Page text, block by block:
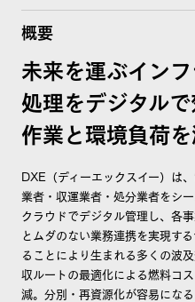
概要
未来を運ぶイン
処理をデジタル
作業と環境負荷を
DXE（ディーエックスイー）は
業者・収運業者・処分業者をシ
クラウドでデジタル管理し、各
とムダのない業務連携を実現す
ることにより生まれる多くの波
収ルートの最適化による燃料コ
減。分別・再資源化が容易にな